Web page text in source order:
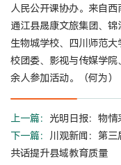
人民公开课协办。来自西
通江县晟康文旅集团、
生物城学校、四川师范大
校团委、影视与传媒学
余人参加活动。（何为）
上一篇： 光明日报：物
下一篇： 川观新闻：第
共话提升县域教育质量